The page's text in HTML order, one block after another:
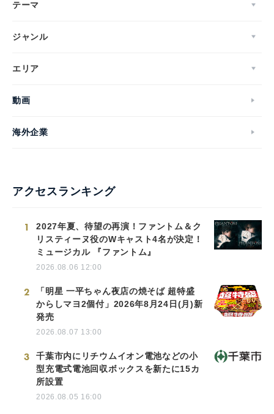
テーマ
ジャンル
エリア
動画
海外企業
アクセスランキング
1
2027年夏、待望の再演！ファントム＆ク
リスティーヌ役のWキャスト4名が決定！
ミュージカル 『ファントム』
2026.08.06 12:00
2
「明星 一平ちゃん夜店の焼そば 超特盛
からしマヨ2個付」2026年8月24日(月)新
発売
2026.08.07 13:00
3
千葉市内にリチウムイオン電池などの小
型充電式電池回収ボックスを新たに15カ
所設置
2026.08.05 16:00